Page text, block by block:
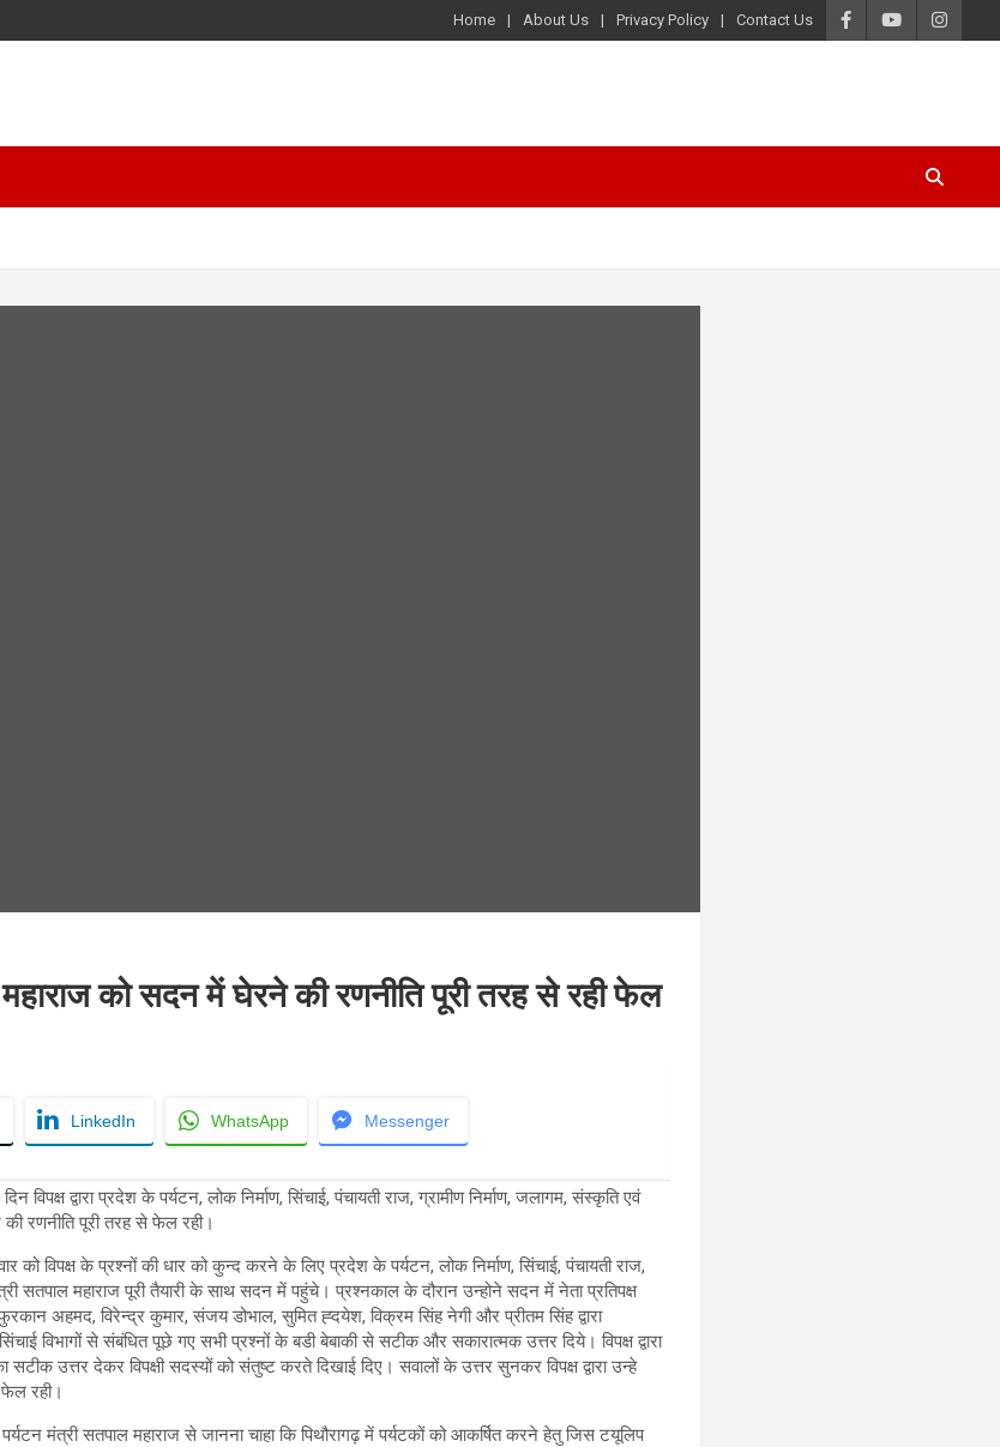
Home About Us Privacy Policy Contact Us
महाराज को सदन में घेरने की रणनीति पूरी तरह से रही फेल
LinkedIn WhatsApp Messenger
द्वारा प्रदेश के पर्यटन, लोक निर्माण, सिंचाई, पंचायती राज, ग्रामीण निर्माण, जलागम, संस्कृति एवं
रणनीति पूरी तरह से फेल रही।
विपक्ष के प्रश्नों की धार को कुन्द करने के लिए प्रदेश के पर्यटन, लोक निर्माण, सिंचाई, पंचायती राज,
सतपाल महाराज पूरी तैयारी के साथ सदन में पहुंचे। प्रश्नकाल के दौरान उन्होने सदन में नेता प्रतिपक्ष
अहमद, विरेन्द्र कुमार, संजय डोभाल, सुमित ह्दयेश, विक्रम सिंह नेगी और प्रीतम सिंह द्वारा
विभागों से संबंधित पूछे गए सभी प्रश्नों के बडी बेबाकी से सटीक और सकारात्मक उत्तर दिये। विपक्ष द्वारा
सटीक उत्तर देकर विपक्षी सदस्यों को संतुष्ट करते दिखाई दिए। सवालों के उत्तर सुनकर विपक्ष द्वारा उन्हे
रही।
मंत्री सतपाल महाराज से जानना चाहा कि पिथौरागढ़ में पर्यटकों को आकर्षित करने हेतु जिस टयूलिप